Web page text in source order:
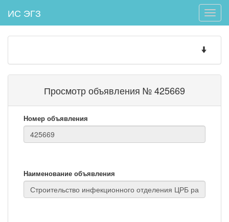
Toggle
ИС ЭГЗ
Toggle
Просмотр объявления № 425669
Номер объявления
Наименование объявления